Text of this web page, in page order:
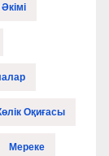
Оқиғасы
Мереке